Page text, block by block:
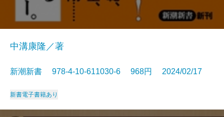
中溝康隆／著
新潮新書 978-4-10-611030-6 968円 2024/02/17
新書電子書籍あり